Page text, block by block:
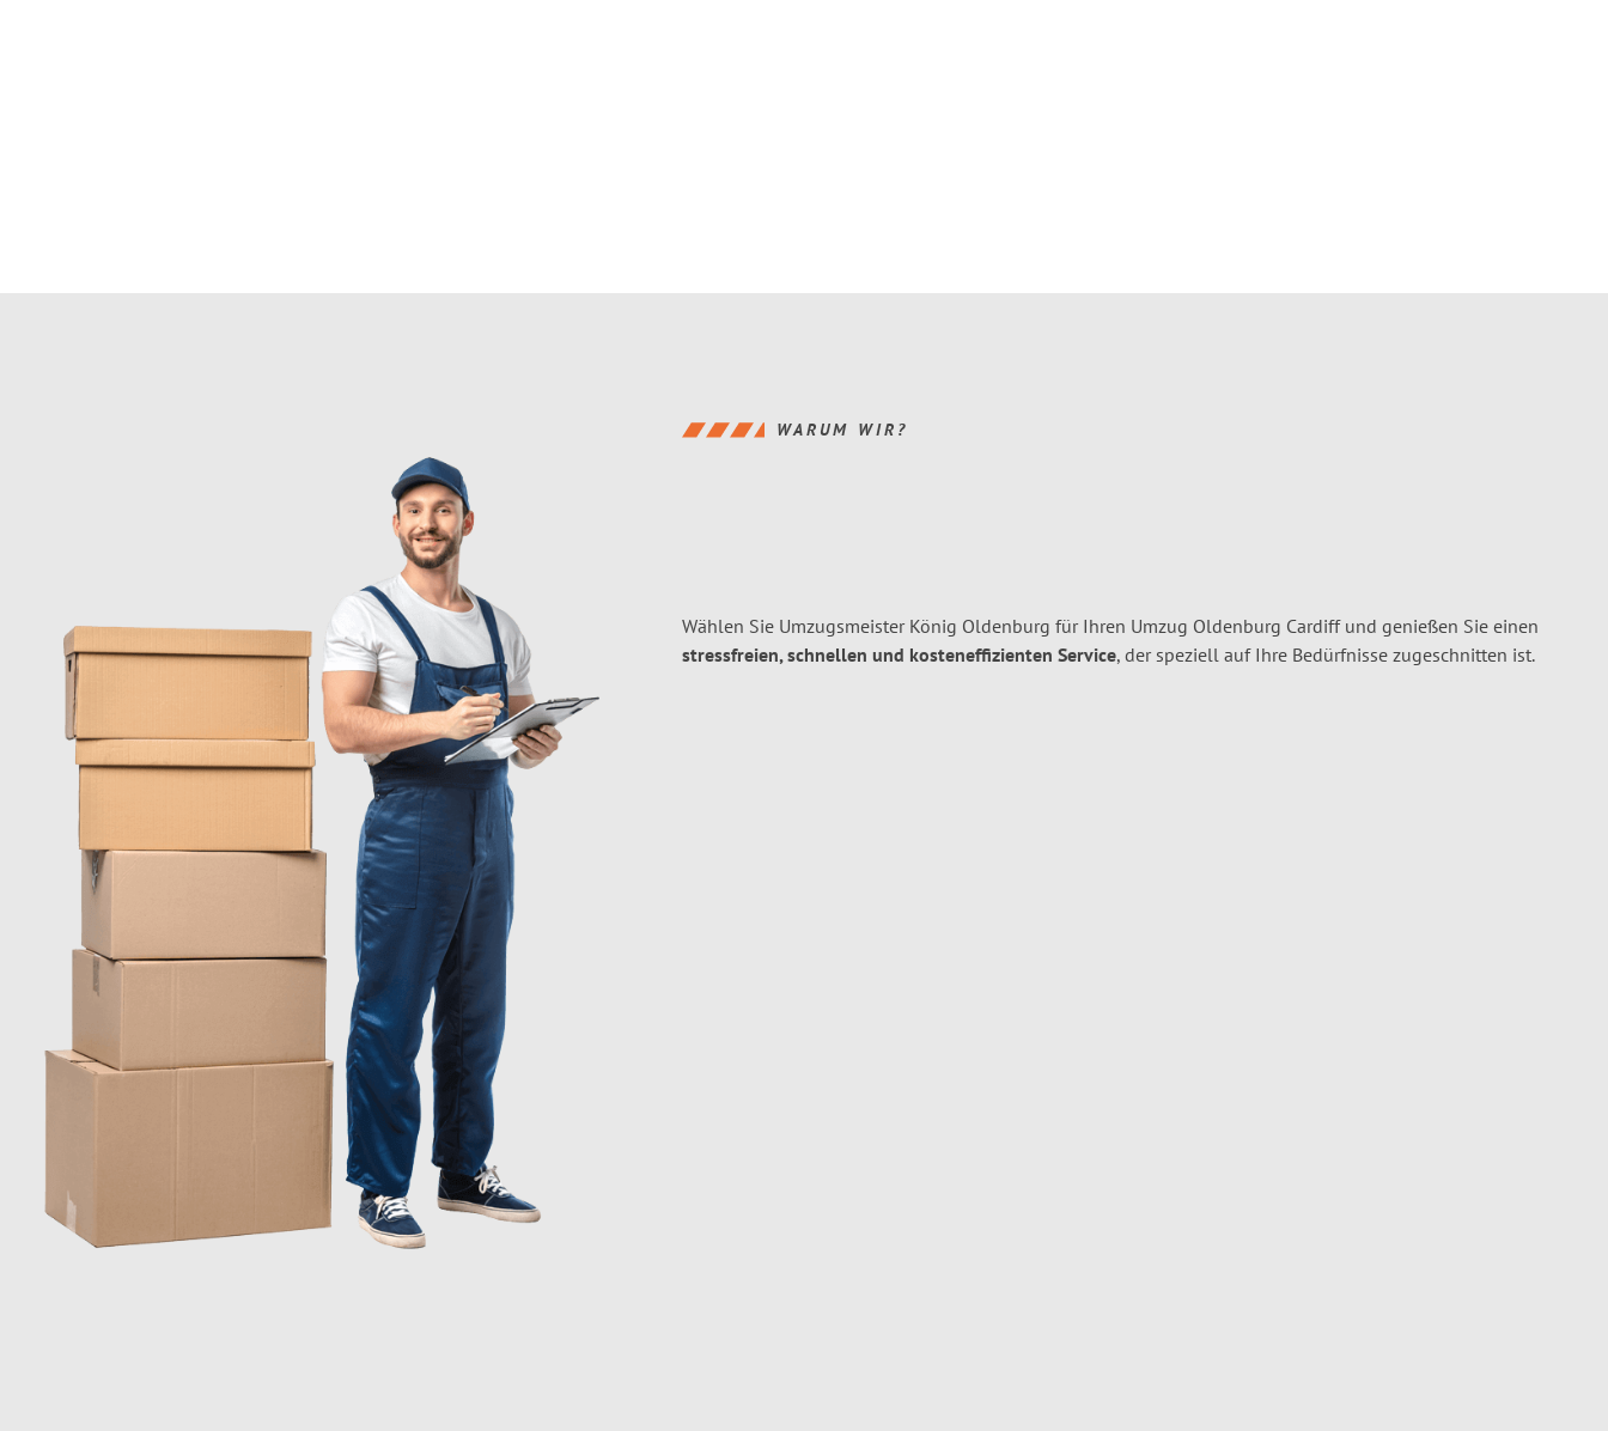
WARUM WIR?
Wählen Sie Umzugsmeister König Oldenburg für Ihren Umzug Oldenburg Cardiff und genießen Sie einen
stressfreien, schnellen und kosteneffizienten Service, der speziell auf Ihre Bedürfnisse zugeschnitten ist.